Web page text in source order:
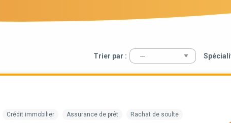
Trier par :
Crédit immobilier Assurance de prêt Rachat de soulte